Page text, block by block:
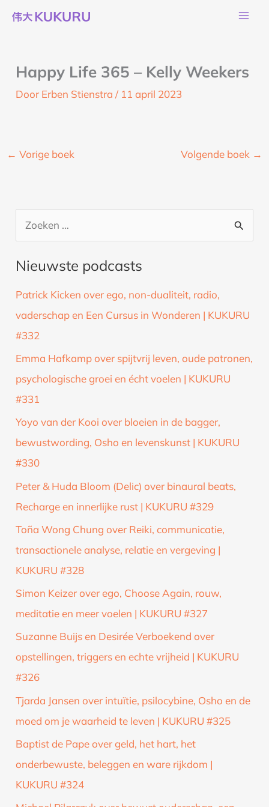
naar
Happy Life 365 – Kelly Weekers
Door Erben Stienstra/ 11 april 2023
← Vorige boek Volgende boek →
e
k
a
Nieuwste podcasts
Patrick Kicken over ego, non-dualiteit, radio,
vaderschap en Een Cursus in Wonderen | KUKURU
#332
Emma Hafkamp over spijtvrij leven, oude patronen,
psychologische groei en écht voelen | KUKURU
#331
Yoyo van der Kooi over bloeien in de bagger,
bewustwording, Osho en levenskunst | KUKURU
#330
Peter & Huda Bloom (Delic) over binaural beats,
Recharge en innerlijke rust | KUKURU #329
Toña Wong Chung over Reiki, communicatie,
transactionele analyse, relatie en vergeving |
KUKURU #328
Simon Keizer over ego, Choose Again, rouw,
meditatie en meer voelen | KUKURU #327
Suzanne Buijs en Desirée Verboekend over
opstellingen, triggers en echte vrijheid | KUKURU
#326
Tjarda Jansen over intuïtie, psilocybine, Osho en de
moed om je waarheid te leven | KUKURU #325
Baptist de Pape over geld, het hart, het
onderbewuste, beleggen en ware rijkdom |
KUKURU #324